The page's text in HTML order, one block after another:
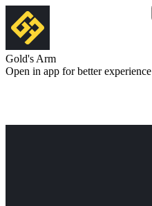
Gold's Arm
Open in app for better experience